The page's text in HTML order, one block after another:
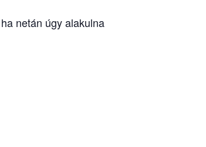
netán úgy alakulna